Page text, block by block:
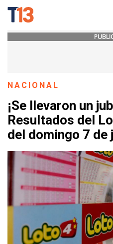
NACIONAL
¡Se llevaron un
Resultados del
del domingo 7 de